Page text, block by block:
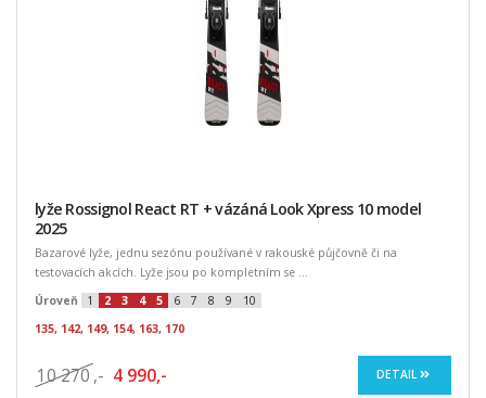
lyže Rossignol React RT + vázáná Look Xpress 10 model
2025
Bazarové lyže, jednu sezónu používané v rakouské půjčovně či na
testovacích akcích. Lyže jsou po kompletním se ...
Úroveň
1 2 3 4 5 6 7 8 9
10
135, 142, 149, 154, 163, 170
10 270 ,- 4 990,- DETAIL